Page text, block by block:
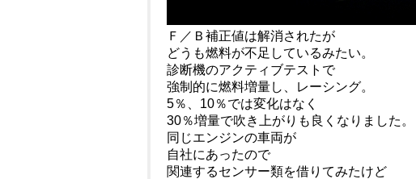
Ｆ／Ｂ補正値は解消されたが
どうも燃料が不足しているみたい。
診断機のアクティブテストで
強制的に燃料増量し、レーシング。
5％、10％では変化はなく
30％増量で吹き上がりも良くなりました。
同じエンジンの車両が
自社にあったので
関連するセンサー類を借りてみたけど